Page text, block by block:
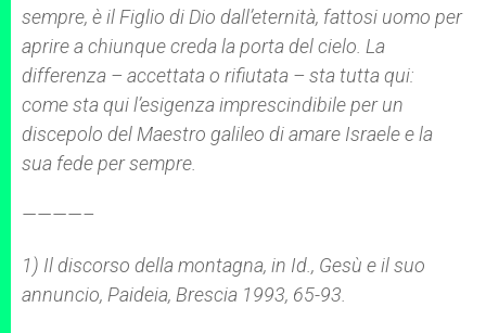
sempre, è il Figlio di Dio dall’eternità, fattosi uomo per
aprire a chiunque creda la porta del cielo. La
differenza – accettata o rifiutata – sta tutta qui:
come sta qui l’esigenza imprescindibile per un
discepolo del Maestro galileo di amare Israele e la
sua fede per sempre.
————–
1) Il discorso della montagna, in Id., Gesù e il suo
annuncio, Paideia, Brescia 1993, 65-93.